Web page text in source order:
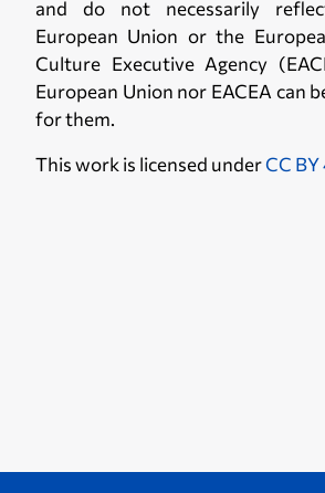
and do not necessarily
European Union or the
Culture Executive Agency
European Union nor EACEA can
for them.
This work is licensed underCC BY